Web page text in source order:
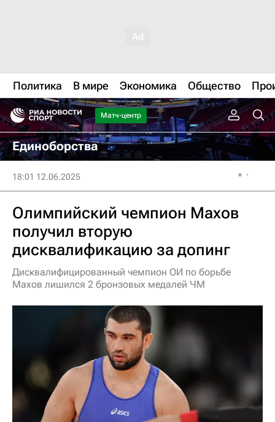
Политика В мире Экономика Общество
Матч-центр
Единоборства
18:01 12.06.2025
Олимпийский чемпион Махов
получил вторую
дисквалификацию за допинг
Дисквалифицированный чемпион ОИ по борьбе
Махов лишился 2 бронзовых медалей ЧМ